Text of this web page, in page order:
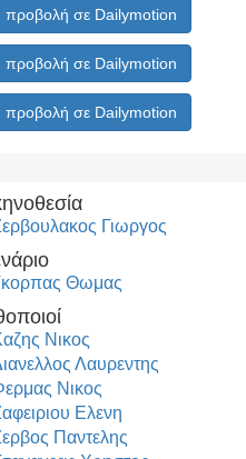
προβολή σε Dailymotion
προβολή σε Dailymotion
προβολή σε Dailymotion
Γιωργος
Θωμας
Νικος
Λαυρεντης
Νικος
Ελενη
Παντελης